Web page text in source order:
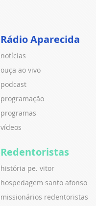
Rádio Aparecida
notícias
ouça ao vivo
podcast
programação
programas
vídeos
Redentoristas
história pe. vitor
hospedagem santo afonso
missionários redentoristas